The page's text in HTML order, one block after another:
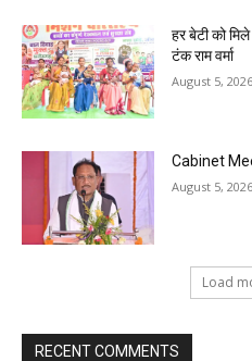
हर बेटी को
टंक राम वर्मा
August 5, 2026
Cabinet
August 5, 2026
Load
RECENT COMMENTS